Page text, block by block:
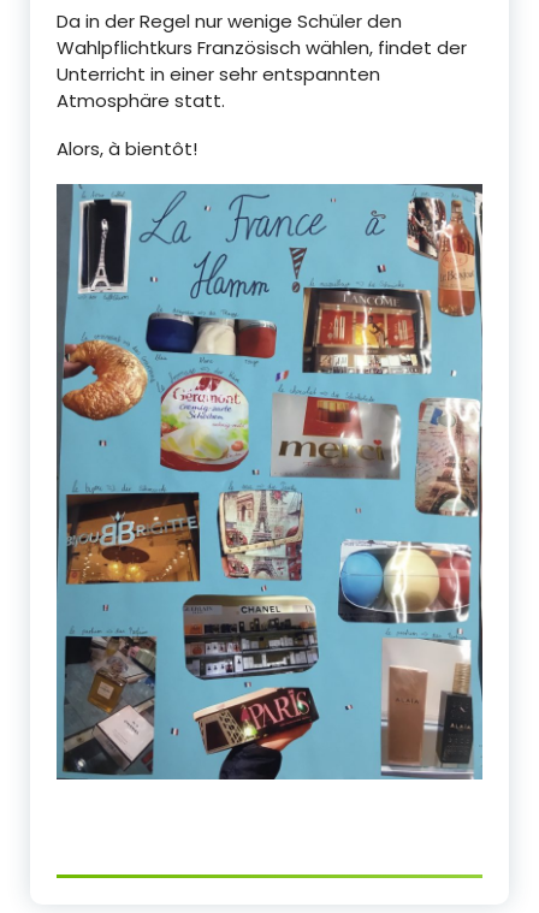
Da in der Regel nur wenige Schüler den
Wahlpflichtkurs Französisch wählen, findet der
Unterricht in einer sehr entspannten
Atmosphäre statt.
Alors, à bientôt!